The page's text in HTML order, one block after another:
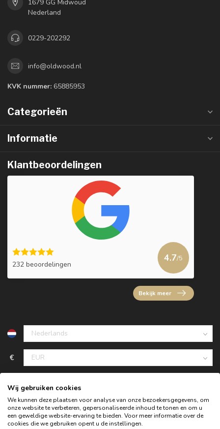
1679 GG Midwoud
Nederland
0229-202292
info@oldwood.nl
KVK nummer: 65885953
Categorieën
Informatie
Klantbeoordelingen
232 beoordelingen
4.7/5
Bekijk meer
€
Wij gebruiken cookies
We kunnen deze plaatsen voor analyse van onze bezoekersgegevens, om
onze website te verbeteren, gepersonaliseerde inhoud te tonen en om u
een geweldige website-ervaring te bieden. Voor meer informatie over de
cookies die we gebruiken opent u de instellingen.